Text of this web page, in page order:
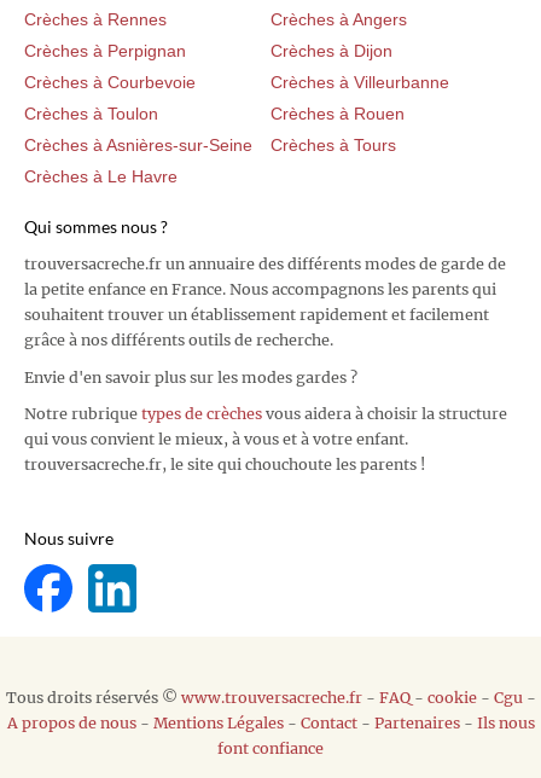
Crèches à Rennes
Crèches à Angers
Crèches à Perpignan
Crèches à Dijon
Crèches à Courbevoie
Crèches à Villeurbanne
Crèches à Toulon
Crèches à Rouen
Crèches à Asnières-sur-Seine
Crèches à Tours
Crèches à Le Havre
Qui sommes nous ?
trouversacreche.fr un annuaire des différents modes de garde de
la petite enfance en France. Nous accompagnons les parents qui
souhaitent trouver un établissement rapidement et facilement
grâce à nos différents outils de recherche.
Envie d'en savoir plus sur les modes gardes ?
Notre rubrique types de crèches vous aidera à choisir la structure
qui vous convient le mieux, à vous et à votre enfant.
trouversacreche.fr, le site qui chouchoute les parents !
Nous suivre
Tous droits réservés © www.trouversacreche.fr- FAQ- cookie- Cgu -
A propos de nous- Mentions Légales- Contact- Partenaires- Ils nous
font confiance